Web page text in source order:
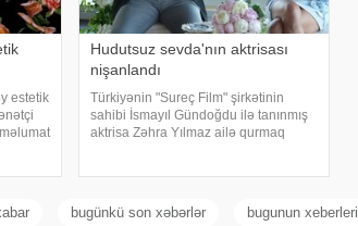
estetik
Hudutsuz sevda'nın aktrisası
nişanlandı
Türkiyənin "Sureç Film" şirkətinin
sahibi İsmayıl Gündoğdu ilə tanınmış
aktrisa Zəhra Yılmaz ailə qurmaq
bugünkü son xəbərlər bugunun xeberleri